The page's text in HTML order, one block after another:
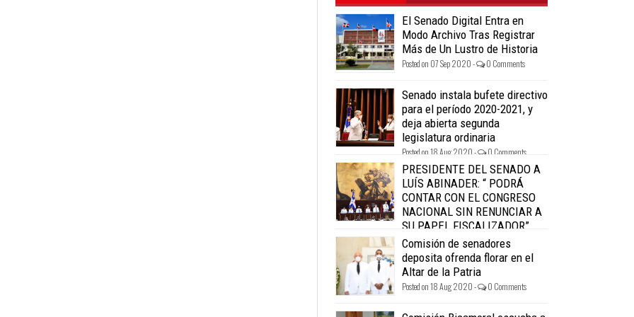
El Senado Digital Entra en
Modo Archivo Tras Registrar
Más de Un Lustro de Historia
Posted on 07 Sep 2020 - 0 Comments
Senado instala bufete directivo
para el período 2020-2021, y
deja abierta segunda
legislatura ordinaria
Posted on 18 Aug 2020 - 0 Comments
PRESIDENTE DEL SENADO A
LUÍS ABINADER: “ PODRÁ
CONTAR CON EL CONGRESO
NACIONAL SIN RENUNCIAR A
SU PAPEL FISCALIZADOR”.
Posted on 18 Aug 2020 - 0 Comments
Comisión de senadores
deposita ofrenda florar en el
Altar de la Patria
Posted on 18 Aug 2020 - 0 Comments